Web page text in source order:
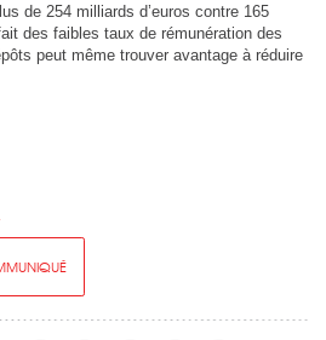
de 254 milliards d’euros contre 165
des faibles taux de rémunération des
peut même trouver avantage à réduire